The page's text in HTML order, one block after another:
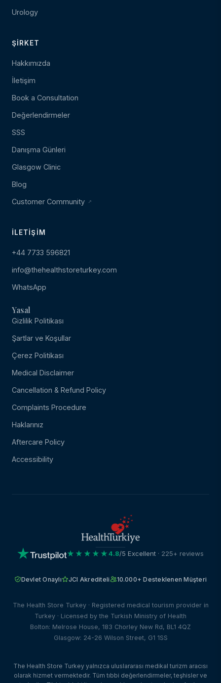
Urology
ŞIRKET
Hakkımızda
İletişim
Book a Consultation
Değerlendirmeler
SSS
Danışma Günleri
Glasgow Clinic
Blog
Customer Community
İLETIŞIM
+44 7733 596821
info@thehealthstoreturkey.com
WhatsApp
Yasal
Gizlilik Politikası
Şartlar ve Koşullar
Çerez Politikası
Medical Disclaimer
Cancellation & Refund Policy
Complaints Procedure
Haklarınız
Aftercare Policy
Accessibility
★★★★★4.8/5 Excellent · 225+ reviews
Devlet Onaylı JCI Akrediteli 10.000+ Desteklenen Müşteri
The Health Store Turkey · Registered medical tourism provider in
Turkey · Licensed by the Turkish Ministry of Health
Bolton: Melrose House, 183 Chorley New Rd, BL1 4QZ
Glasgow: 24-26 Wilson Street, G1 1SS
The Health Store Turkey yalnızca uluslararası medikal turizm aracısı
olarak hizmet vermektedir. Tüm tıbbi değerlendirmeler, teşhisler ve